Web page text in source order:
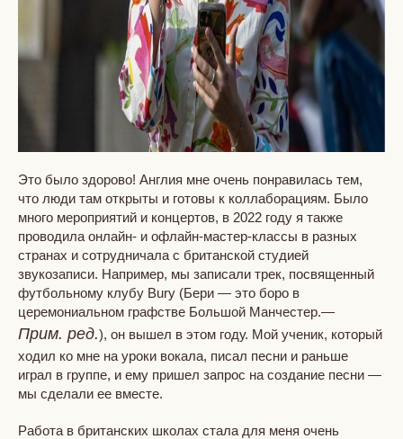
Это было здорово! Англия мне очень понравилась тем,
что люди там открыты и готовы к коллаборациям. Было
много мероприятий и концертов, в 2022 году я также
проводила онлайн- и офлайн-мастер-классы в разных
странах и сотрудничала с британской студией
звукозаписи. Например, мы записали трек, посвященный
футбольному клубу Bury (Бери — это боро в
церемониальном графстве Большой Манчестер.—
Прим. ред.), он вышел в этом году. Мой ученик, который
ходил ко мне на уроки вокала, писал песни и раньше
играл в группе, и ему пришел запрос на создание песни —
мы сделали ее вместе.
Работа в британских школах стала для меня очень